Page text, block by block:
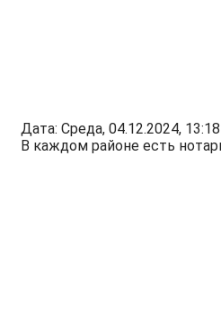
Дата: Среда, 04.12.2024,
В каждом районе есть